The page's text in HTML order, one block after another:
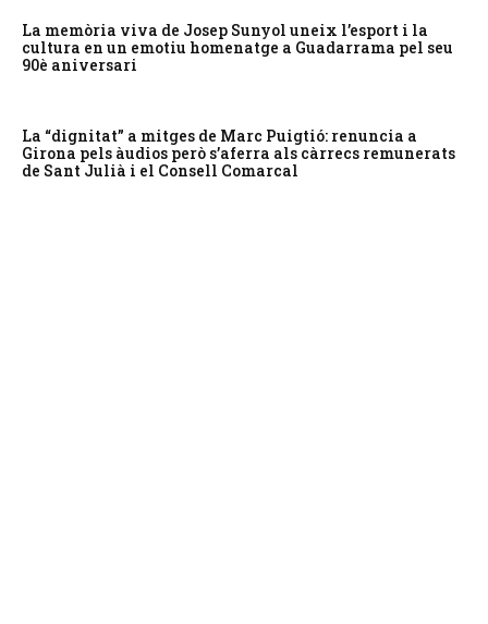
La memòria viva de Josep Sunyol uneix l’esport i la
cultura en un emotiu homenatge a Guadarrama pel seu
90è aniversari
La “dignitat” a mitges de Marc Puigtió: renuncia a
Girona pels àudios però s’aferra als càrrecs remunerats
de Sant Julià i el Consell Comarcal